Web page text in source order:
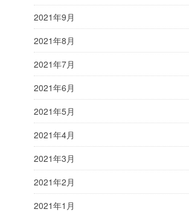
2021年9月
2021年8月
2021年7月
2021年6月
2021年5月
2021年4月
2021年3月
2021年2月
2021年1月